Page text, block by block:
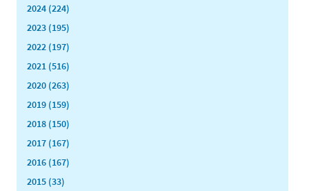
2024 (224)
2023 (195)
2022 (197)
2021 (516)
2020 (263)
2019 (159)
2018 (150)
2017 (167)
2016 (167)
2015 (33)